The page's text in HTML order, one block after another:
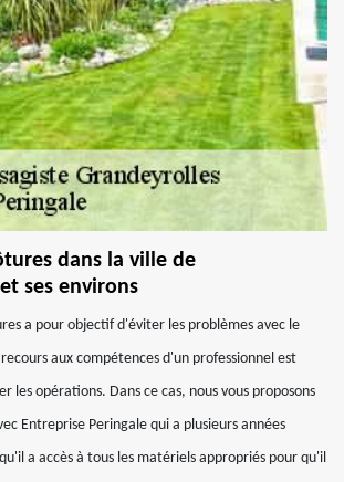
dans la ville de
ses environs
a pour objectif d'éviter les problèmes avec le
aux compétences d'un professionnel est
les opérations. Dans ce cas, nous vous proposons
Entreprise Peringale qui a plusieurs années
a accès à tous les matériels appropriés pour qu'il